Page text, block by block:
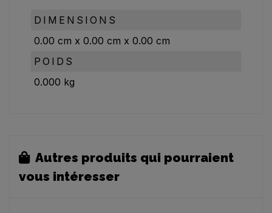
DIMENSIONS
0.00 cm x 0.00 cm x 0.00 cm
POIDS
0.000 kg
Autres produits qui pourraient
vous intéresser